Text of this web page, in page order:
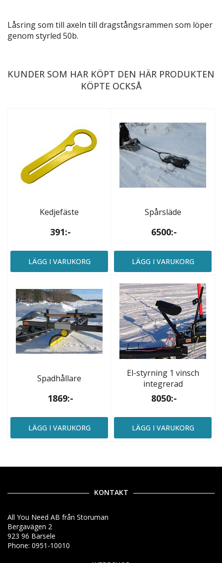
Låsring som till axeln till dragstångsrammen som löper
genom styrled 50b.
KUNDER SOM HAR KÖPT DEN HÄR PRODUKTEN
KÖPTE OCKSÅ
Kedjefäste
391:-
LÄGG I VARUKORG
Spårsläde
6500:-
LÄGG I VARUKORG
Spadhållare
1869:-
LÄGG I VARUKORG
El-styrning 1 vinsch
integrerad
8050:-
LÄGG I VARUKORG
KONTAKT
All You Need AB från Storuman
Bergavägen 2
923 96 Barsele
Phone: 0951-10010